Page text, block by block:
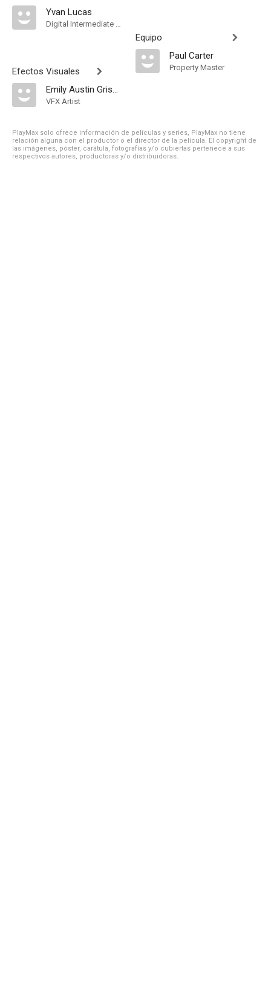
Yvan Lucas
Digital Intermediate Colorist
Efectos Visuales
Emily Austin Griswold
VFX Artist
Equipo
Paul Carter
Property Master
PlayMax solo ofrece información de películas y series, PlayMax no tiene
relación alguna con el productor o el director de la película. El copyright de
las imágenes, póster, carátula, fotografías y/o cubiertas pertenece a sus
respectivos autores, productoras y/o distribuidoras.